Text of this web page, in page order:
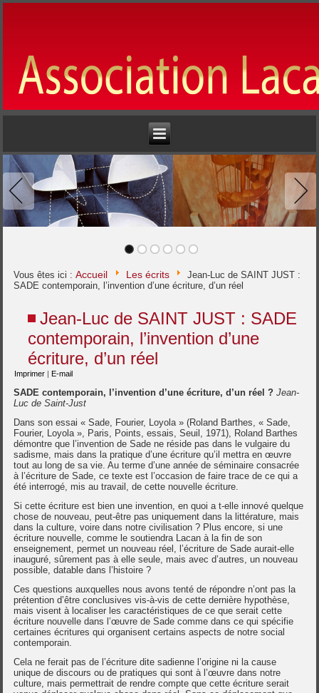
Vous êtes ici :Accueil Les écrits
Jean-Luc de SAINT JUST :
SADE contemporain, l’invention d’une écriture, d’un réel
Jean-Luc de SAINT JUST : SADE
contemporain, l’invention d’une
écriture, d’un réel
Imprimer | E-mail
SADE contemporain, l’invention d’une écriture, d’un réel ?Jean-
Luc de Saint-Just
Dans son essai « Sade, Fourier, Loyola » (Roland Barthes, « Sade,
Fourier, Loyola », Paris, Points, essais, Seuil, 1971), Roland Barthes
démontre que l’invention de Sade ne réside pas dans le vulgaire du
sadisme, mais dans la pratique d’une écriture qu’il mettra en œuvre
tout au long de sa vie. Au terme d’une année de séminaire consacrée
à l’écriture de Sade, ce texte est l’occasion de faire trace de ce qui a
été interrogé, mis au travail, de cette nouvelle écriture.
Si cette écriture est bien une invention, en quoi a t-elle innové quelque
chose de nouveau, peut-être pas uniquement dans la littérature, mais
dans la culture, voire dans notre civilisation ? Plus encore, si une
écriture nouvelle, comme le soutiendra Lacan à la fin de son
enseignement, permet un nouveau réel, l’écriture de Sade aurait-elle
inauguré, sûrement pas à elle seule, mais avec d’autres, un nouveau
possible, datable dans l’histoire ?
Ces questions auxquelles nous avons tenté de répondre n’ont pas la
prétention d’être conclusives vis-à-vis de cette dernière hypothèse,
mais visent à localiser les caractéristiques de ce que serait cette
écriture nouvelle dans l’œuvre de Sade comme dans ce qui spécifie
certaines écritures qui organisent certains aspects de notre social
contemporain.
Cela ne ferait pas de l’écriture dite sadienne l’origine ni la cause
unique de discours ou de pratiques qui sont à l’œuvre dans notre
culture, mais permettrait de rendre compte que cette écriture serait